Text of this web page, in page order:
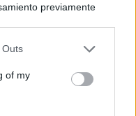
previamente
que algún
el derecho de
se aplicarán
Outs
of my